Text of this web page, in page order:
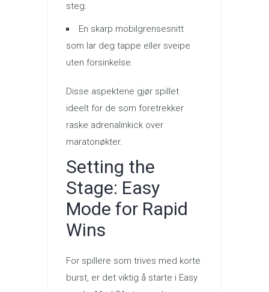
steg.
En skarp mobilgrensesnitt
som lar deg tappe eller sveipe
uten forsinkelse.
Disse aspektene gjør spillet
ideelt for de som foretrekker
raske adrenalinkick over
maratonøkter.
Setting the
Stage: Easy
Mode for Rapid
Wins
For spillere som trives med korte
burst, er det viktig å starte i Easy